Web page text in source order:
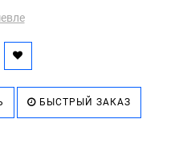
БЫСТРЫЙ ЗАКАЗ